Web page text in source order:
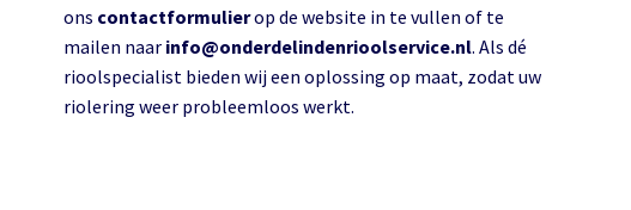
ons contactformulierop de website in te vullen of te
mailen naar info@onderdelindenrioolservice.nl. Als dé
rioolspecialist bieden wij een oplossing op maat, zodat uw
riolering weer probleemloos werkt.